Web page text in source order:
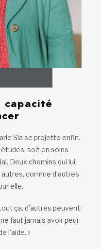
capacité
Sia se projette enfin.
soit en soins
Deux chemins qui lui
comme d’autres
elle.
ça, d’autres peuvent
faut jamais avoir peur
l’aide. »